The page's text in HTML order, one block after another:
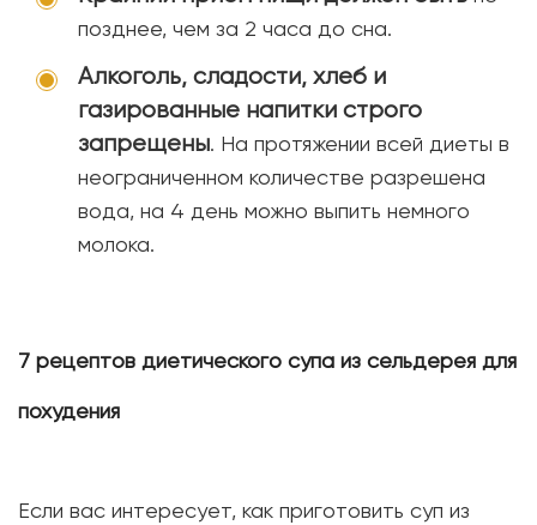
позднее, чем за 2 часа до сна.
Алкоголь, сладости, хлеб и
газированные напитки строго
запрещены. На протяжении всей диеты в
неограниченном количестве разрешена
вода, на 4 день можно выпить немного
молока.
7 рецептов диетического супа из сельдерея для
похудения
Если вас интересует, как приготовить суп из